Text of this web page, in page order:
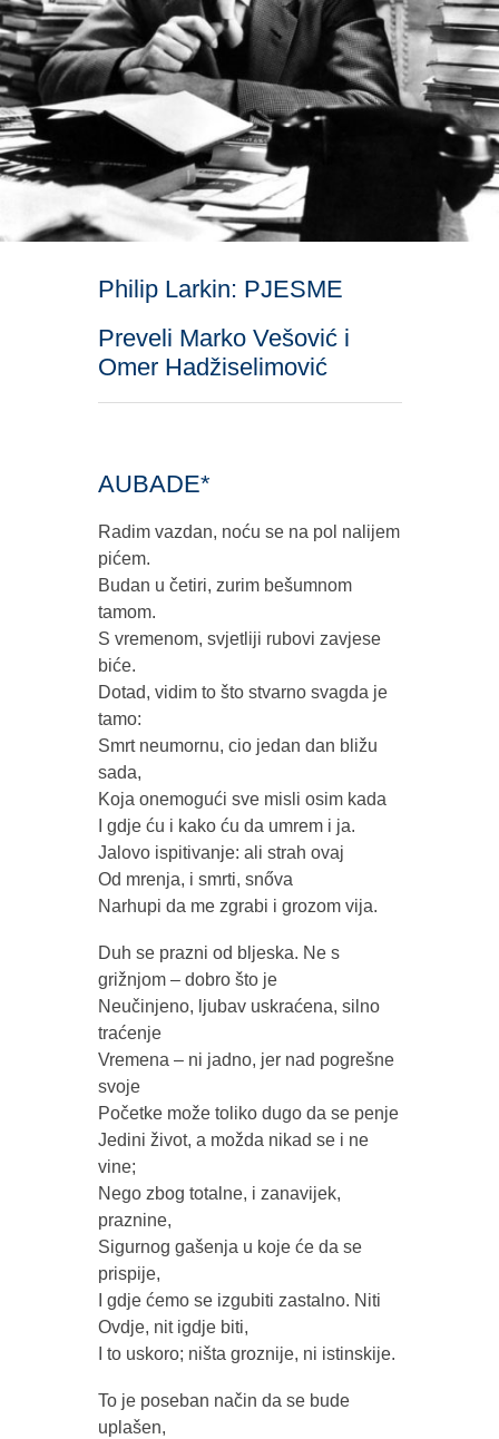
Philip Larkin: PJESME
Preveli Marko Vešović i
Omer Hadžiselimović
AUBADE*
Radim vazdan, noću se na pol nalijem
pićem.
Budan u četiri, zurim bešumnom
tamom.
S vremenom, svjetliji rubovi zavjese
biće.
Dotad, vidim to što stvarno svagda je
tamo:
Smrt neumornu, cio jedan dan bližu
sada,
Koja onemogući sve misli osim kada
I gdje ću i kako ću da umrem i ja.
Jalovo ispitivanje: ali strah ovaj
Od mrenja, i smrti, snőva
Narhupi da me zgrabi i grozom vija.
Duh se prazni od bljeska. Ne s
grižnjom – dobro što je
Neučinjeno, ljubav uskraćena, silno
traćenje
Vremena – ni jadno, jer nad pogrešne
svoje
Početke može toliko dugo da se penje
Jedini život, a možda nikad se i ne
vine;
Nego zbog totalne, i zanavijek,
praznine,
Sigurnog gašenja u koje će da se
prispije,
I gdje ćemo se izgubiti zastalno. Niti
Ovdje, nit igdje biti,
I to uskoro; ništa groznije, ni istinskije.
To je poseban način da se bude
uplašen,